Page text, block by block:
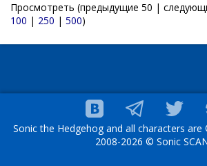
Просмотреть (предыдущие 50 |
100 | 250 | 500)
Sonic the Hedgehog and all characters are
2008-2026 © Sonic